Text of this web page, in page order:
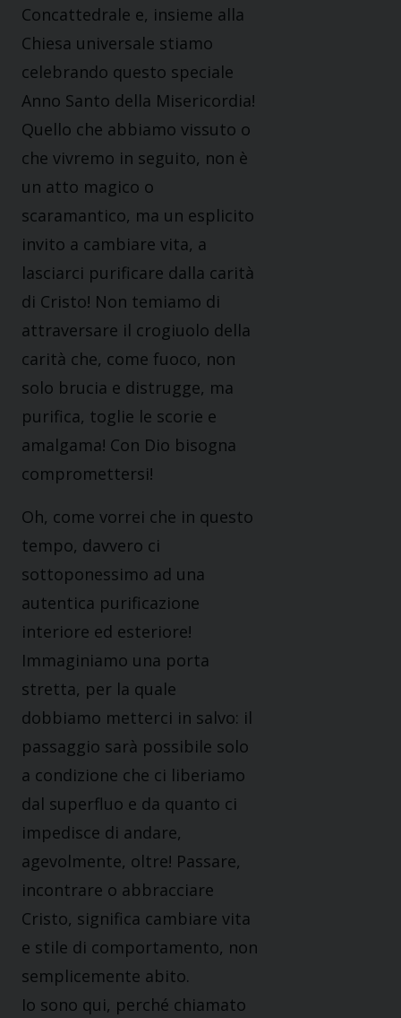
Concattedrale e, insieme alla
Chiesa universale stiamo
celebrando questo speciale
Anno Santo della Misericordia!
Quello che abbiamo vissuto o
che vivremo in seguito, non è
un atto magico o
scaramantico, ma un esplicito
invito a cambiare vita, a
lasciarci purificare dalla carità
di Cristo! Non temiamo di
attraversare il crogiuolo della
carità che, come fuoco, non
solo brucia e distrugge, ma
purifica, toglie le scorie e
amalgama! Con Dio bisogna
compromettersi!
Oh, come vorrei che in questo
tempo, davvero ci
sottoponessimo ad una
autentica purificazione
interiore ed esteriore!
Immaginiamo una porta
stretta, per la quale
dobbiamo metterci in salvo: il
passaggio sarà possibile solo
a condizione che ci liberiamo
dal superfluo e da quanto ci
impedisce di andare,
agevolmente, oltre! Passare,
incontrare o abbracciare
Cristo, significa cambiare vita
e stile di comportamento, non
semplicemente abito.
Io sono qui, perché chiamato